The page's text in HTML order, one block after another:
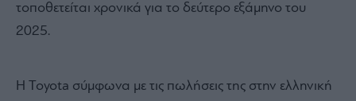
τοποθετείται χρονικά για το δεύτερο εξάμηνο του
2025.
Η Toyota σύμφωνα με τις πωλήσεις της στην ελληνική